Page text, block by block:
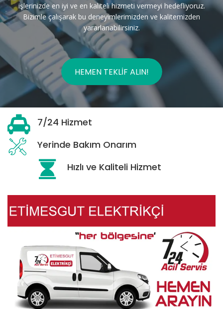
işlerinizde en iyi ve en kaliteli hizmeti vermeyi hedefliyoruz.
Bizimle çalışarak bu deneyimlerimizden ve kalitemizden
yararlanabilirsiniz.
HEMEN TEKLIF ALIN!
7/24 Hizmet
Yerinde Bakım Onarım
Hızlı ve Kaliteli Hizmet